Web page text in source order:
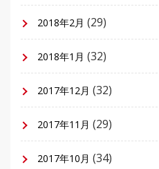
2018年2月 (29)
2018年1月 (32)
2017年12月 (32)
2017年11月 (29)
2017年10月 (34)